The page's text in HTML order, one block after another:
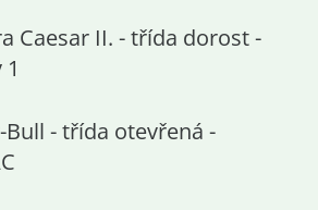
Caesar II. - třída dorost -
Bull - třída otevřená -